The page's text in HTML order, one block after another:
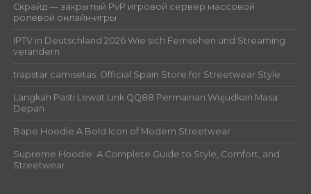
Скрайд — закрытый PvP игровой сервер массовой
ролевой онлайн‑игры
IPTV in Deutschland 2026 Wie sich Fernsehen und Streaming
verandern
trapstar camisetas: Official Spain Store for Streetwear Style
Langkah Pasti Lewat Link QQ88 Permainan Wujudkan Masa
Depan
Bape Hoodie A Bold Icon of Modern Streetwear
Supreme Hoodie: A Complete Guide to Style, Comfort, and
Streetwear